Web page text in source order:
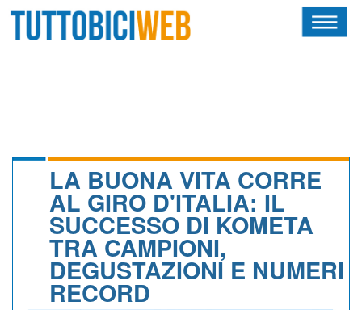
CALENDARIO
ALBI D'ORO
LA BUONA VITA CORRE
AL GIRO D'ITALIA: IL
SUCCESSO DI KOMETA
TRA CAMPIONI,
DEGUSTAZIONI E NUMERI
RECORD